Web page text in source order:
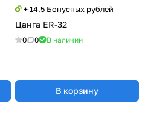
+ 14.5 Бонусных рублей
Цанга ER-32
0 0 В наличии
В корзину